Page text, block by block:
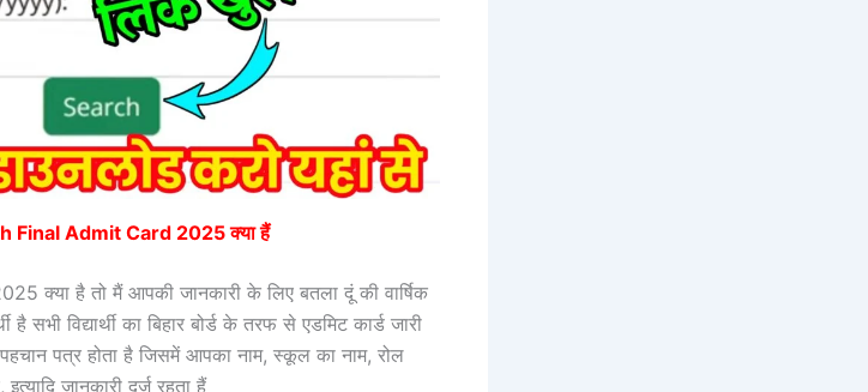
Final Admit Card 2025 क्या हैं
क्या है तो मैं आपकी जानकारी के लिए बतला दूं की वार्षिक
है सभी विद्यार्थी का बिहार बोर्ड के तरफ से एडमिट कार्ड जारी
पत्र होता है जिसमें आपका नाम, स्कूल का नाम, रोल
जानकारी दर्ज रहता हैं